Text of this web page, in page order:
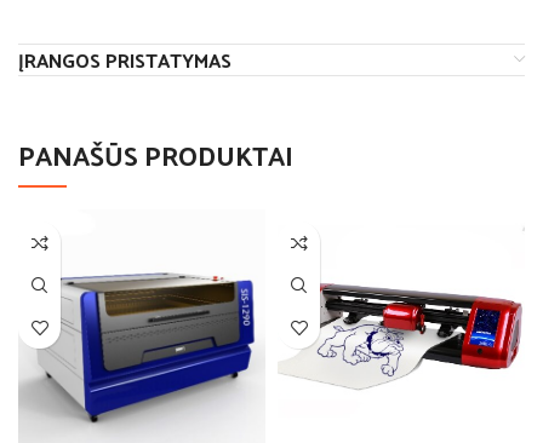
ĮRANGOS PRISTATYMAS
PANAŠŪS PRODUKTAI